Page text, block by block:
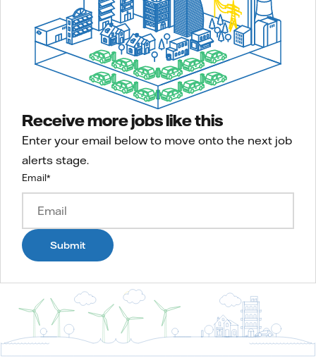
Receive more jobs like this
Enter your email below to move onto the next job
alerts stage.
Email*
Submit